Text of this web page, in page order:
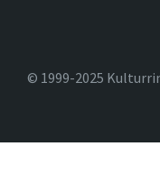
© 1999-2025